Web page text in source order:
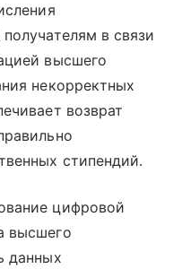
в связи
высшего
некорректных
возврат
стипендий.
цифровой
высшего
данных